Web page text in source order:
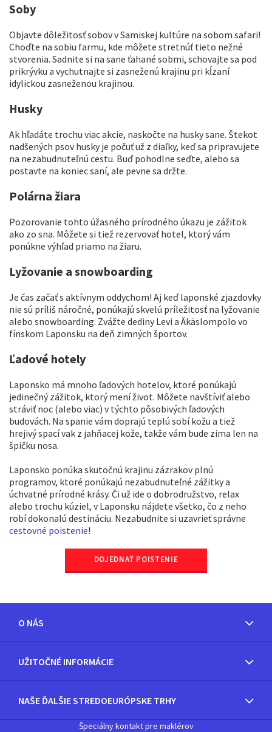
Soby
Objavte dôležitosť sobov v Samiskej kultúre na sobom safari!
Choďte na sobiu farmu, kde môžete stretnúť tieto nežné
stvorenia. Sadnite si na sane ťahané sobmi, schovajte sa pod
prikrývku a vychutnajte si zasneženú krajinu pri kĺzaní
idylickou zasneženou krajinou.
Husky
Ak hľadáte trochu viac akcie, naskočte na husky sane. Štekot
nadšených psov husky je počuť už z diaľky, keď sa pripravujete
na nezabudnuteľnú cestu. Buď pohodlne seďte, alebo sa
postavte na koniec saní, ale pevne sa držte.
Polárna žiara
Pozorovanie tohto úžasného prírodného úkazu je zážitok
ako zo sna. Môžete si tiež rezervovať hotel, ktorý vám
ponúkne výhľad priamo na žiaru.
Lyžovanie a snowboarding
Je čas začať s aktívnym oddychom! Aj keď laponské zjazdovky
nie sú príliš náročné, ponúkajú skvelú príležitosť na lyžovanie
alebo snowboarding. Zvážte dediny Levi a Äkäslompolo vo
fínskom Laponsku na deň zimných športov.
Ľadové hotely
Laponsko má mnoho ľadových hotelov, ktoré ponúkajú
jedinečný zážitok, ktorý mení život. Môžete navštíviť alebo
stráviť noc (alebo viac) v týchto pôsobivých ľadových
budovách. Na spanie vám doprajú teplú sobí kožu a tiež
hrejivý spací vak z jahňacej kože, takže vám bude zima len na
špičku nosa.
Laponsko ponúka skutočnú krajinu zázrakov plnú
programov, ktoré ponúkajú nezabudnuteľné zážitky a
úchvatné prírodné krásy. Či už ide o dobrodružstvo, relax
alebo trochu kúziel, v Laponsku nájdete všetko, čo z neho
robí dokonalú destináciu. Nezabudnite si uzavrieť správne
cestovné poistenie!
DOJEDNAŤ POISTENIE
O NÁS
UŽITOČNÉ INFORMÁCIE
NAŠE ĎALŠIE STREDOEURÓPSKE TRHY
Špeciálny kontakt pre maklérov